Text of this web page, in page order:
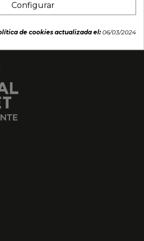
Configurar
de cookies actualizada el:06/03/2024